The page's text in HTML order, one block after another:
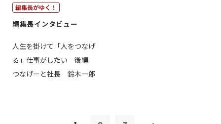
編集長がゆく！
編集長インタビュー
人生を掛けて「人をつなげ
る」仕事がしたい 後編
つなげーと社長 鈴木一郎